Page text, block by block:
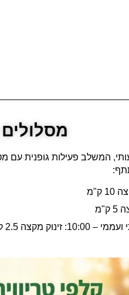
מסלולים
מקצה 2.5 ק"מ